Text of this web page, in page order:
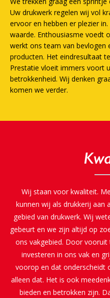
Uw drukwerk regelen wij vol
ervoor en hebben er plezier
waarde. Enthousiasme voedt
werkt ons team van bevlogen
producten. Het eindresultaat
Prestatie vloeit immers voort
betrokkenheid. Wij denken
komen we verder.
Wij staan voor kwaliteit.
kunnen wij als drukkerij aan
gebied van drukwerk. Wij
gebeurt en we zijn altijd op
ons vakgebied. Door
investeren in ons vak en
voorop en dat onderscheidt
alleen dat. Het is ook
bieden en betrokken zijn.